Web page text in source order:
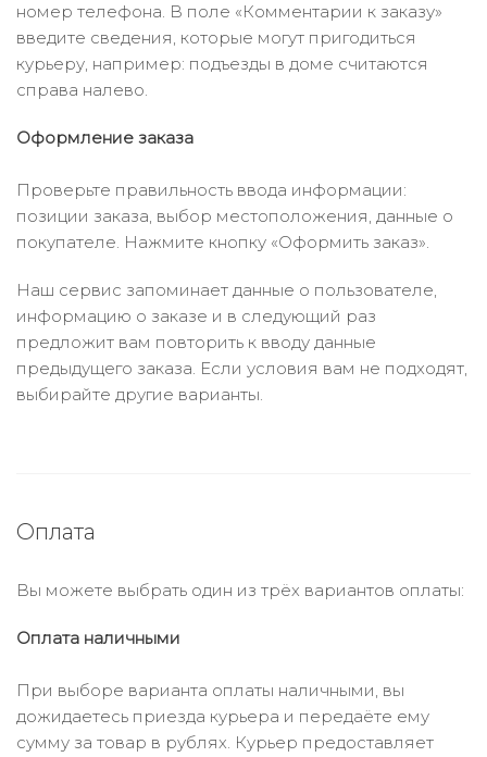
номер телефона. В поле «Комментарии к заказу»
введите сведения, которые могут пригодиться
курьеру, например: подъезды в доме считаются
справа налево.
Оформление заказа
Проверьте правильность ввода информации:
позиции заказа, выбор местоположения, данные о
покупателе. Нажмите кнопку «Оформить заказ».
Наш сервис запоминает данные о пользователе,
информацию о заказе и в следующий раз
предложит вам повторить к вводу данные
предыдущего заказа. Если условия вам не подходят,
выбирайте другие варианты.
Оплата
Вы можете выбрать один из трёх вариантов оплаты:
Оплата наличными
При выборе варианта оплаты наличными, вы
дожидаетесь приезда курьера и передаёте ему
сумму за товар в рублях. Курьер предоставляет